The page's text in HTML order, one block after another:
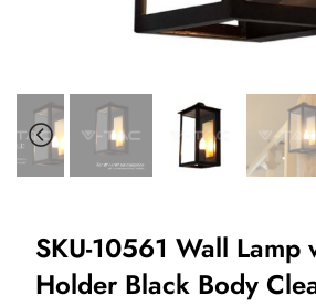
SKU-10561 Wall Lamp
Holder Black Body